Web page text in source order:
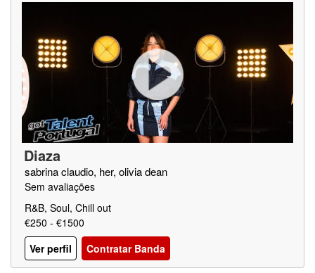
Diaza
sabrina claudio, her, olivia dean
Sem avaliações
R&B, Soul, Chill out
€250 - €1500
Ver perfil
Contratar Banda